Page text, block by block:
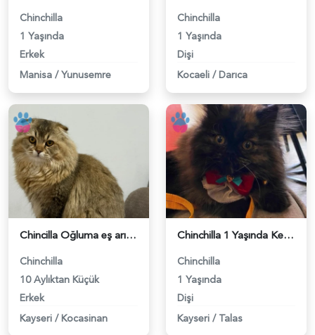
Chinchilla
1 Yaşında
Erkek
Manisa / Yunusemre
Chinchilla
1 Yaşında
Dişi
Kocaeli / Darıca
Chincilla Oğluma eş arıyorum - 118981792
Chinchilla
10 Aylıktan Küçük
Erkek
Kayseri / Kocasinan
Chinchilla 1 Yaşında Kedime Eş Arıyorum - 118981772
Chinchilla
1 Yaşında
Dişi
Kayseri / Talas